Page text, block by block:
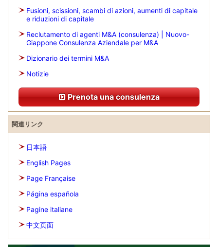
Fusioni, scissioni, scambi di azioni, aumenti di capitale
e riduzioni di capitale
Reclutamento di agenti M&A (consulenza) | Nuovo-
Giappone Consulenza Aziendale per M&A
Dizionario dei termini M&A
Notizie
Prenota una consulenza
関連リンク
日本語
English Pages
Page Française
Página española
Pagine italiane
中文页面